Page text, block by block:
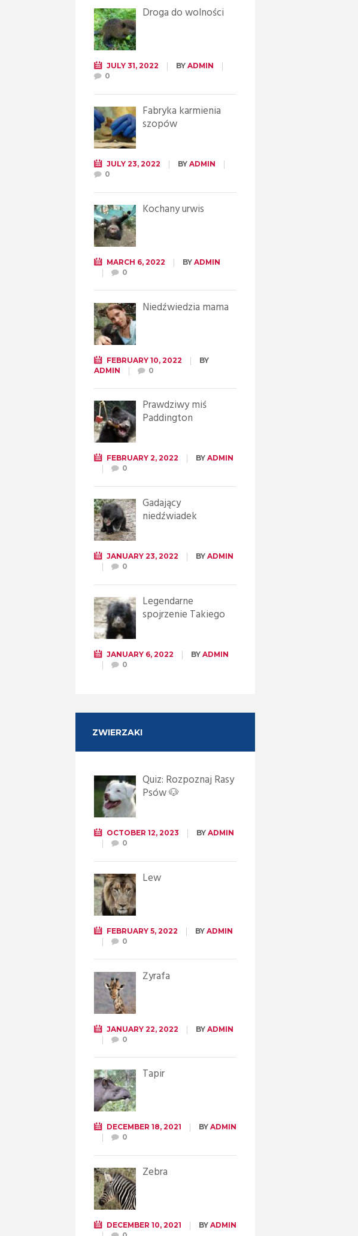
Droga do wolności
JULY 31, 2022 BY ADMIN
0
Fabryka karmienia
szopów
JULY 23, 2022 BY ADMIN
0
Kochany urwis
MARCH 6, 2022 BY ADMIN
0
Niedźwiedzia mama
FEBRUARY 10, 2022
BY
ADMIN
0
Prawdziwy miś
Paddington
FEBRUARY 2, 2022 BY ADMIN
0
Gadający
niedźwiadek
JANUARY 23, 2022 BY ADMIN
0
Legendarne
spojrzenie Takiego
JANUARY 6, 2022 BY ADMIN
0
ZWIERZAKI
Quiz: Rozpoznaj Rasy
Psów 🐶
OCTOBER 12, 2023 BY ADMIN
0
Lew
FEBRUARY 5, 2022 BY ADMIN
0
Żyrafa
JANUARY 22, 2022 BY ADMIN
0
Tapir
DECEMBER 18, 2021 BY ADMIN
0
Zebra
DECEMBER 10, 2021 BY ADMIN